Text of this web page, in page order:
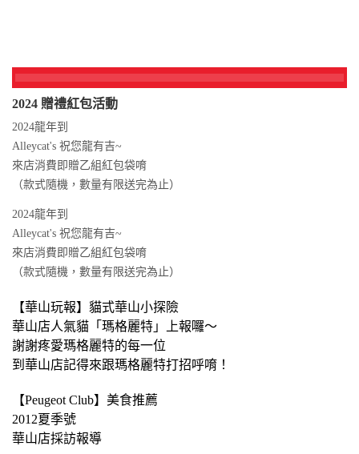
2024 贈禮紅包活動
2024龍年到
Alleycat's 祝您龍有吉~
來店消費即贈乙組紅包袋唷
（款式隨機，數量有限送完為止）
2024龍年到
Alleycat's 祝您龍有吉~
來店消費即贈乙組紅包袋唷
（款式隨機，數量有限送完為止）
【華山玩報】貓式華山小探險
華山店人氣貓「瑪格麗特」上報囉～
謝謝疼愛瑪格麗特的每一位
到華山店記得來跟瑪格麗特打招呼唷！
【Peugeot Club】美食推薦
2012夏季號
華山店採訪報導